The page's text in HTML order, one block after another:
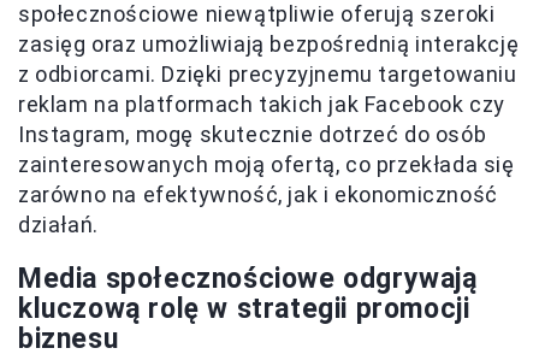
społecznościowe niewątpliwie oferują szeroki
zasięg oraz umożliwiają bezpośrednią interakcję
z odbiorcami. Dzięki precyzyjnemu targetowaniu
reklam na platformach takich jak Facebook czy
Instagram, mogę skutecznie dotrzeć do osób
zainteresowanych moją ofertą, co przekłada się
zarówno na efektywność, jak i ekonomiczność
działań.
Media społecznościowe odgrywają
kluczową rolę w strategii promocji
biznesu